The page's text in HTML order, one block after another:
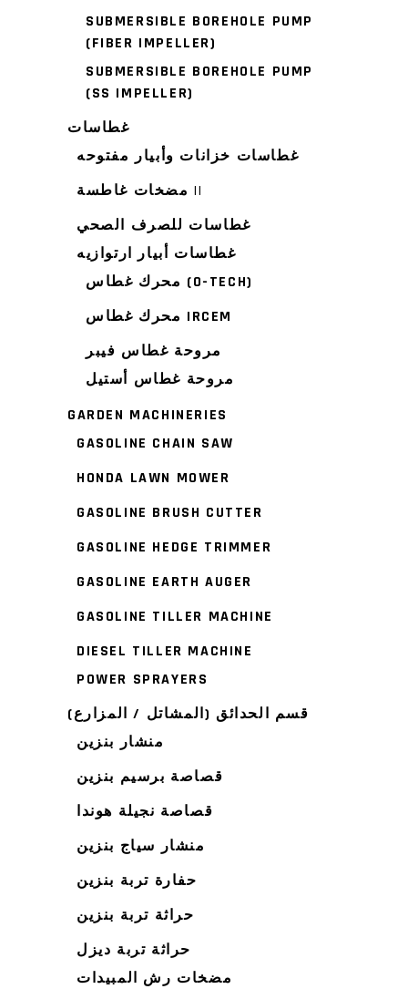
SUBMERSIBLE BOREHOLE PUMP
(FIBER IMPELLER)
SUBMERSIBLE BOREHOLE PUMP
(SS IMPELLER)
غطاسات
غطاسات خزانات وأبيار مفتوحه
مضخات غاطسة ||
غطاسات للصرف الصحي
غطاسات أبيار ارتوازيه
محرك غطاس (O-TECH)
محرك غطاس IRCEM
مروحة غطاس فيبر
مروحة غطاس أستيل
GARDEN MACHINERIES
GASOLINE CHAIN SAW
HONDA LAWN MOWER
GASOLINE BRUSH CUTTER
GASOLINE HEDGE TRIMMER
GASOLINE EARTH AUGER
GASOLINE TILLER MACHINE
DIESEL TILLER MACHINE
POWER SPRAYERS
قسم الحدائق (المشاتل / المزارع)
منشار بنزين
قصاصة برسيم بنزين
قصاصة نجيلة هوندا
منشار سياج بنزين
حفارة تربة بنزين
حراثة تربة بنزين
حراثة تربة ديزل
مضخات رش المبيدات